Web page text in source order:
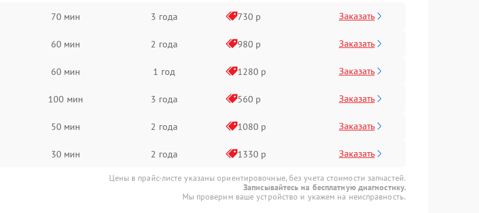
70 мин 3 года 730 р Заказать
60 мин 2 года 980 р Заказать
60 мин 1 год 1280 р Заказать
100 мин 3 года 560 р Заказать
50 мин 2 года 1080 р Заказать
30 мин 2 года 1330 р Заказать
Цены в прайс-листе указаны ориентировочные, без учета стоимости запчастей.
Записывайтесь на бесплатную диагностику.
Мы проверим ваше устройство и укажем на неисправность.